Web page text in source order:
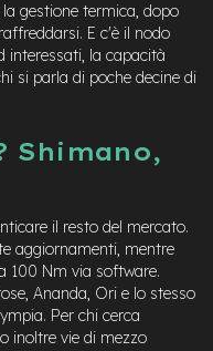
gestione termica, dopo
E c'è il nodo
interessati, la capacità
si parla di poche decine di
Shimano,
il resto del mercato.
aggiornamenti, mentre
100 Nm via software.
Ananda, Ori e lo stesso
Per chi cerca
inoltre vie di mezzo